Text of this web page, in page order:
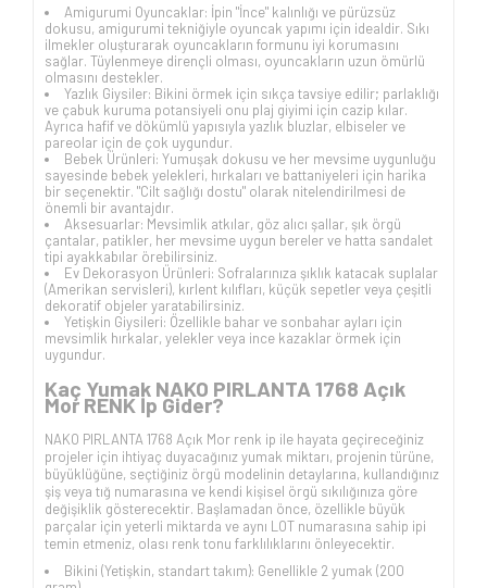
Amigurumi Oyuncaklar: İpin "İnce" kalınlığı ve pürüzsüz
dokusu, amigurumi tekniğiyle oyuncak yapımı için idealdir. Sıkı
ilmekler oluşturarak oyuncakların formunu iyi korumasını
sağlar. Tüylenmeye dirençli olması, oyuncakların uzun ömürlü
olmasını destekler.
Yazlık Giysiler: Bikini örmek için sıkça tavsiye edilir; parlaklığı
ve çabuk kuruma potansiyeli onu plaj giyimi için cazip kılar.
Ayrıca hafif ve dökümlü yapısıyla yazlık bluzlar, elbiseler ve
pareolar için de çok uygundur.
Bebek Ürünleri: Yumuşak dokusu ve her mevsime uygunluğu
sayesinde bebek yelekleri, hırkaları ve battaniyeleri için harika
bir seçenektir. "Cilt sağlığı dostu" olarak nitelendirilmesi de
önemli bir avantajdır.
Aksesuarlar: Mevsimlik atkılar, göz alıcı şallar, şık örgü
çantalar, patikler, her mevsime uygun bereler ve hatta sandalet
tipi ayakkabılar örebilirsiniz.
Ev Dekorasyon Ürünleri: Sofralarınıza şıklık katacak suplalar
(Amerikan servisleri), kırlent kılıfları, küçük sepetler veya çeşitli
dekoratif objeler yaratabilirsiniz.
Yetişkin Giysileri: Özellikle bahar ve sonbahar ayları için
mevsimlik hırkalar, yelekler veya ince kazaklar örmek için
uygundur.
Kaç Yumak NAKO PIRLANTA 1768 Açık
Mor RENK İp Gider?
NAKO PIRLANTA 1768 Açık Mor renk ip ile hayata geçireceğiniz
projeler için ihtiyaç duyacağınız yumak miktarı, projenin türüne,
büyüklüğüne, seçtiğiniz örgü modelinin detaylarına, kullandığınız
şiş veya tığ numarasına ve kendi kişisel örgü sıkılığınıza göre
değişiklik gösterecektir. Başlamadan önce, özellikle büyük
parçalar için yeterli miktarda ve aynı LOT numarasına sahip ipi
temin etmeniz, olası renk tonu farklılıklarını önleyecektir.
Bikini (Yetişkin, standart takım): Genellikle 2 yumak (200